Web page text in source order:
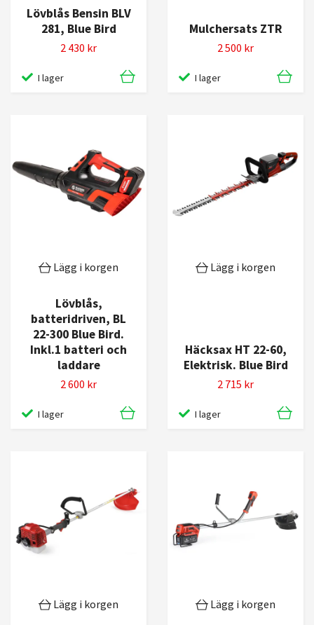
Lövblås Bensin BLV
281, Blue Bird
2 430 kr
I lager
Mulchersats ZTR
2 500 kr
I lager
Lägg i korgen
Lövblås,
batteridriven, BL
22-300 Blue Bird.
Inkl.1 batteri och
laddare
2 600 kr
I lager
Lägg i korgen
Häcksax HT 22-60,
Elektrisk. Blue Bird
2 715 kr
I lager
Lägg i korgen Lägg i korgen